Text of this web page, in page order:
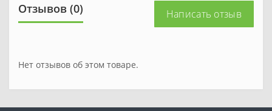
Отзывов (0) Написать отзыв
Нет отзывов об этом товаре.